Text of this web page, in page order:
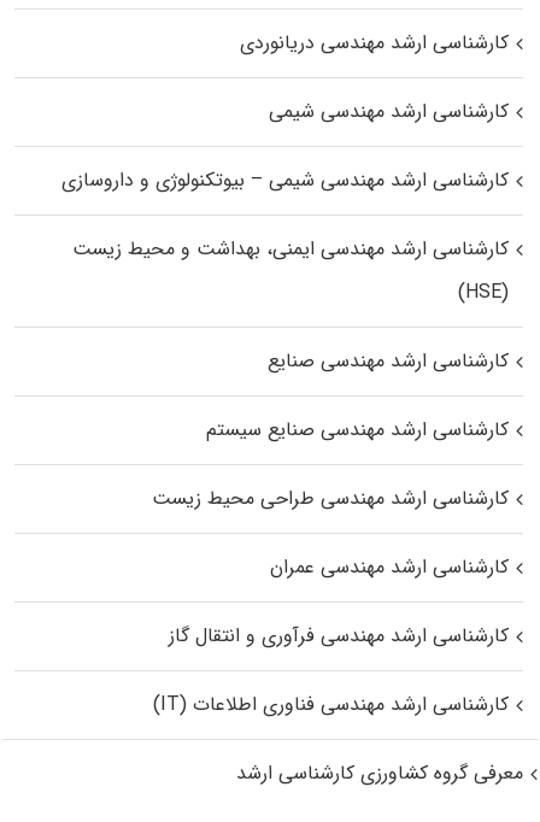
کارشناسی ارشد مهندسی دریانوردی
کارشناسی ارشد مهندسی شیمی
کارشناسی ارشد مهندسی شیمی – بیوتکنولوژی و داروسازی
کارشناسی ارشد مهندسی ایمنی، بهداشت و محیط زیست
(HSE)
کارشناسی ارشد مهندسی صنایع
کارشناسی ارشد مهندسی صنایع سیستم
کارشناسی ارشد مهندسی طراحی محیط زیست
کارشناسی ارشد مهندسی عمران
کارشناسی ارشد مهندسی فرآوری و انتقال گاز
کارشناسی ارشد مهندسی فناوری اطلاعات (IT)
معرفی گروه کشاورزی کارشناسی ارشد